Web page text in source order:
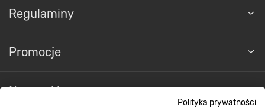
Polityka prywatności
Regulaminy
Promocje
Nasze sklepy